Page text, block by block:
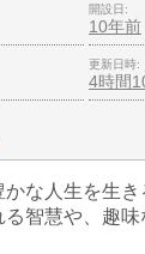
開設日
10年前
更新日時
4時間
な人生を生
智慧や、趣